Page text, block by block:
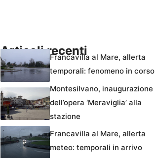
Articoli recentiFrancavilla al Mare, allerta
temporali: fenomeno in corso
Montesilvano, inaugurazione
dell’opera ‘Meraviglia’ alla
stazione
Francavilla al Mare, allerta
meteo: temporali in arrivo